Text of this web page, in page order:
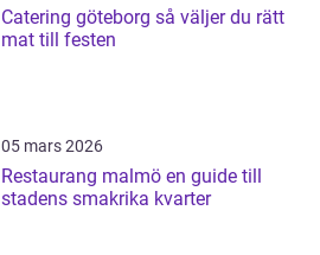
Catering göteborg så väljer du rätt
mat till festen
05 mars 2026
Restaurang malmö en guide till
stadens smakrika kvarter